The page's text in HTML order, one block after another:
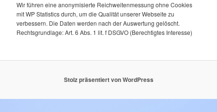
Wir führen eine anonymisierte Reichweitenmessung ohne Cookies
mit WP Statistics durch, um die Qualität unserer Webseite zu
verbessern. Die Daten werden nach der Auswertung gelöscht.
Rechtsgrundlage: Art. 6 Abs. 1 lit. f DSGVO (Berechtigtes Interesse)
Stolz präsentiert von WordPress